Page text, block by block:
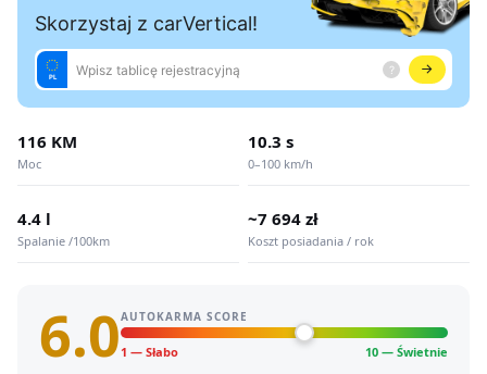
116 KM
Moc
10.3 s
0–100 km/h
4.4 l
Spalanie /100km
~7 694 zł
Koszt posiadania / rok
6.0AUTOKARMA SCORE
1 — Słabo 10 — Świetnie